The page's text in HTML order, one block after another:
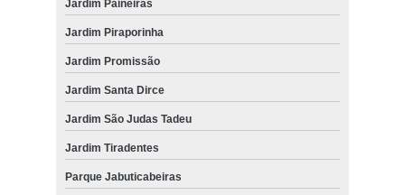
Jardim Paineiras
Jardim Piraporinha
Jardim Promissão
Jardim Santa Dirce
Jardim São Judas Tadeu
Jardim Tiradentes
Parque Jabuticabeiras